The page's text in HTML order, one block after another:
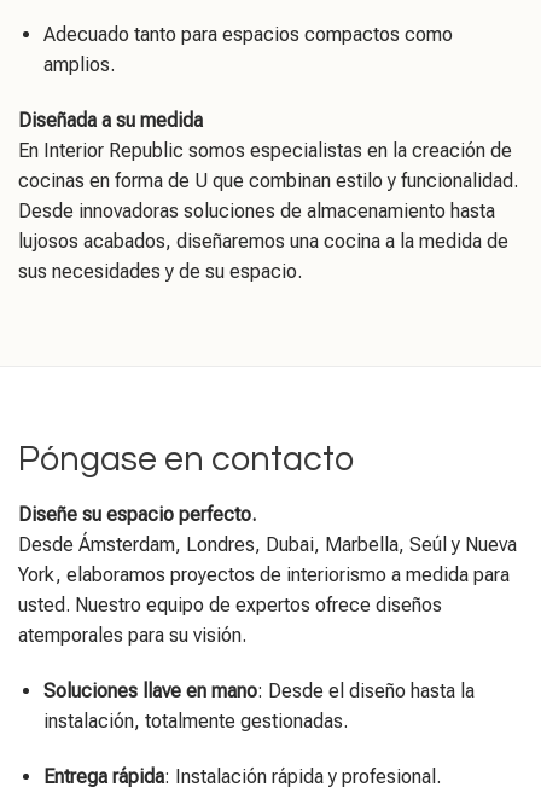
Adecuado tanto para espacios compactos como
amplios.
Diseñada a su medida
En Interior Republic somos especialistas en la creación de
cocinas en forma de U que combinan estilo y funcionalidad.
Desde innovadoras soluciones de almacenamiento hasta
lujosos acabados, diseñaremos una cocina a la medida de
sus necesidades y de su espacio.
Póngase en contacto
Diseñe su espacio perfecto.
Desde Ámsterdam, Londres, Dubai, Marbella, Seúl y Nueva
York, elaboramos proyectos de interiorismo a medida para
usted. Nuestro equipo de expertos ofrece diseños
atemporales para su visión.
Soluciones llave en mano: Desde el diseño hasta la
instalación, totalmente gestionadas.
Entrega rápida: Instalación rápida y profesional.